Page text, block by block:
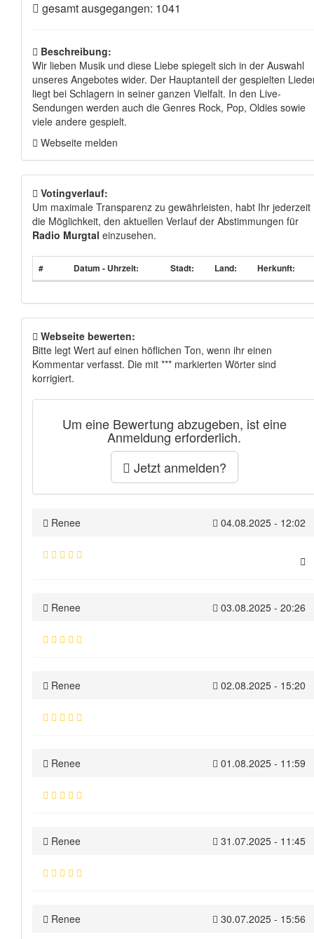
gesamt ausgegangen: 1041
Beschreibung:
Wir lieben Musik und diese Liebe spiegelt sich in der Auswahl
unseres Angebotes wider. Der Hauptanteil der gespielten
liegt bei Schlagern in seiner ganzen Vielfalt. In den Live-
Sendungen werden auch die Genres Rock, Pop, Oldies sowie
viele andere gespielt.
Webseite melden
Votingverlauf:
Um maximale Transparenz zu gewährleisten, habt Ihr jederzeit
die Möglichkeit, den aktuellen Verlauf der Abstimmungen für
Radio Murgtal einzusehen.
# Datum - Uhrzeit: Stadt: Land: Herkunft:
Webseite bewerten:
Bitte legt Wert auf einen höflichen Ton, wenn ihr einen
Kommentar verfasst. Die mit *** markierten Wörter sind
korrigiert.
Um eine Bewertung abzugeben, ist eine
Anmeldung erforderlich.
Jetzt anmelden?
Renee 04.08.2025 - 12:02
Renee 03.08.2025 - 20:26
Renee 02.08.2025 - 15:20
Renee 01.08.2025 - 11:59
Renee 31.07.2025 - 11:45
Renee 30.07.2025 - 15:56